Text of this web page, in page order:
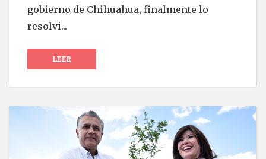
gobierno de Chihuahua, finalmente lo
resolvi...
LEER